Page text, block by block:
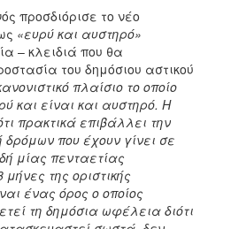
προσδιόρισε το νέο
«ευρύ και αυστηρό»
– κλειδιά που θα
του δημόσιου αστικού
πλαίσιο το οποίο
και είναι και αυστηρό. Η
πρακτικά επιβάλλει την
που έχουν γίνει σε
μίας πενταετίας
της οριστικής
ένας όρος ο οποίος
τη δημόσια ωφέλεια διότι